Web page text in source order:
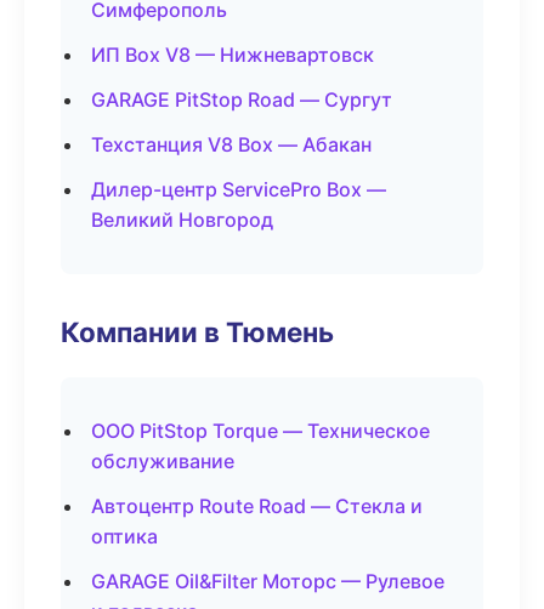
Симферополь
ИП Box V8 — Нижневартовск
GARAGE PitStop Road — Сургут
Техстанция V8 Box — Абакан
Дилер-центр ServicePro Box —
Великий Новгород
Компании в Тюмень
ООО PitStop Torque — Техническое
обслуживание
Автоцентр Route Road — Стекла и
оптика
GARAGE Oil&Filter Моторс — Рулевое